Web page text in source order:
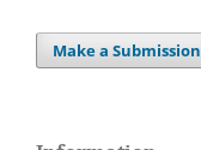
Make a Submission